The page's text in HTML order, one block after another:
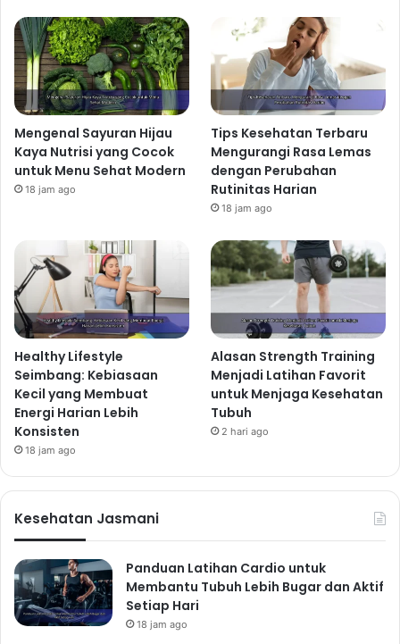
Mengenal Sayuran Hijau
Kaya Nutrisi yang Cocok
untuk Menu Sehat Modern
18 jam ago
Tips Kesehatan Terbaru
Mengurangi Rasa Lemas
dengan Perubahan
Rutinitas Harian
18 jam ago
Healthy Lifestyle
Seimbang: Kebiasaan
Kecil yang Membuat
Energi Harian Lebih
Konsisten
18 jam ago
Alasan Strength Training
Menjadi Latihan Favorit
untuk Menjaga Kesehatan
Tubuh
2 hari ago
Kesehatan Jasmani
Panduan Latihan Cardio untuk
Membantu Tubuh Lebih Bugar dan Aktif
Setiap Hari
18 jam ago